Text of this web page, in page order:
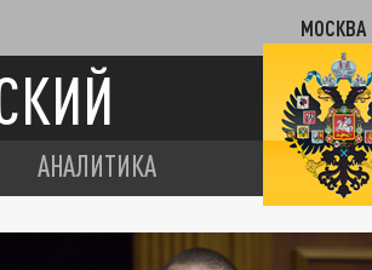
МОСКВА
АНАЛИТИКА